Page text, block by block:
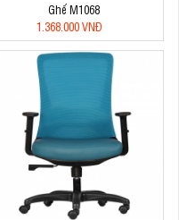
Ghế M1068
1.368.000 VNĐ